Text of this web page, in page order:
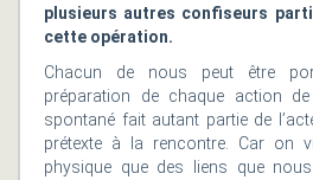
plusieurs autres confiseurs
cette opération.
Chacun de nous peut être
préparation de chaque action
spontané fait autant partie de
prétexte à la rencontre. Car on
physique que des liens que